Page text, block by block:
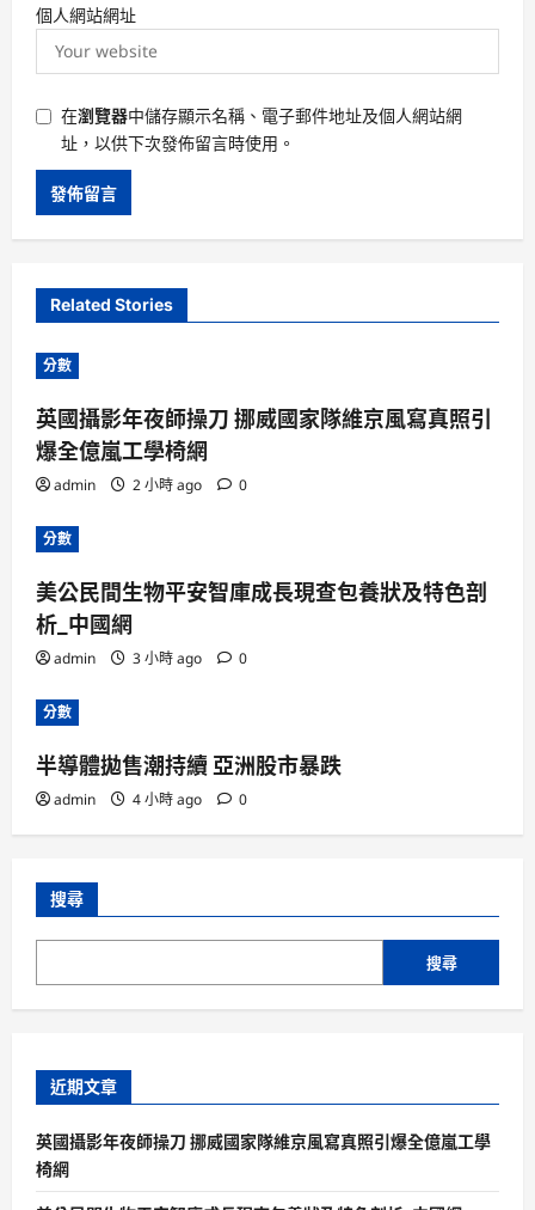
個人網站網址
在瀏覽器中儲存顯示名稱、電子郵件地址及個人網站網
址，以供下次發佈留言時使用。
Related Stories
分數
英國攝影年夜師操刀 挪威國家隊維京風寫真照引
爆全億嵐工學椅網
admin 2 小時 ago 0
分數
美公民間生物平安智庫成長現查包養狀及特色剖
析_中國網
admin 3 小時 ago 0
分數
半導體拋售潮持續 亞洲股市暴跌
admin 4 小時 ago 0
搜尋
搜尋
近期文章
英國攝影年夜師操刀 挪威國家隊維京風寫真照引爆全億嵐工學
椅網